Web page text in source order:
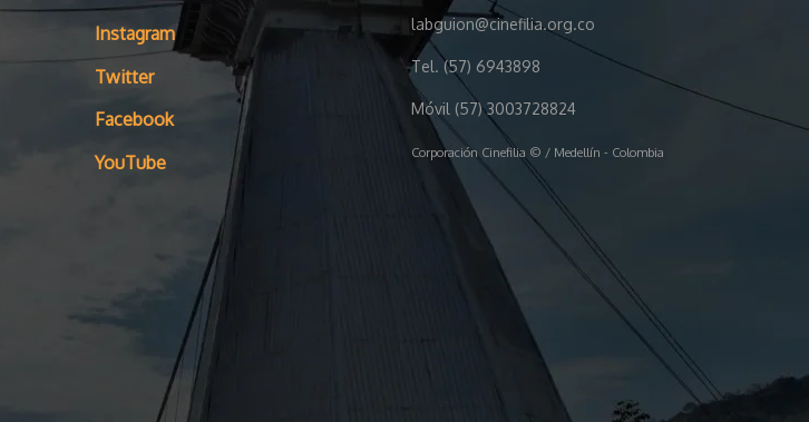
Instagram
Twitter
Facebook
YouTube
labguion@cinefilia.org.co
Tel. (57) 6943898
Móvil (57) 3003728824
Corporación Cinefilia © / Medellín - Colombia